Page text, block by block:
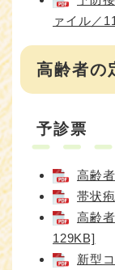
ァイル／
高齢者の
予診票
高齢
帯状
高齢
129KB]
新型